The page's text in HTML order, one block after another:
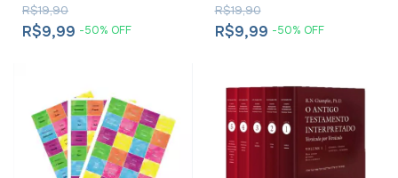
R$9,99 -50% OFF
R$19,90
R$9,99 -50% OFF
R$19,90